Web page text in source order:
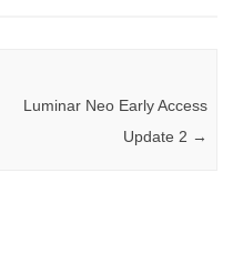
Luminar Neo Early Access
Update 2 →